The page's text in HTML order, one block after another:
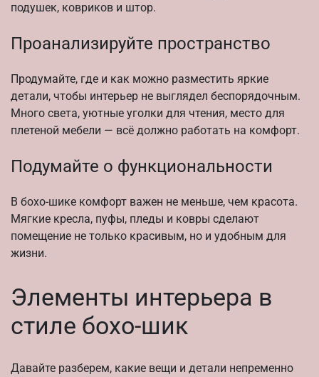
подушек, ковриков и штор.
Проанализируйте пространство
Продумайте, где и как можно разместить яркие
детали, чтобы интерьер не выглядел беспорядочным.
Много света, уютные уголки для чтения, место для
плетеной мебели — всё должно работать на комфорт.
Подумайте о функциональности
В бохо-шике комфорт важен не меньше, чем красота.
Мягкие кресла, пуфы, пледы и ковры сделают
помещение не только красивым, но и удобным для
жизни.
Элементы интерьера в
стиле бохо-шик
Давайте разберем, какие вещи и детали непременно